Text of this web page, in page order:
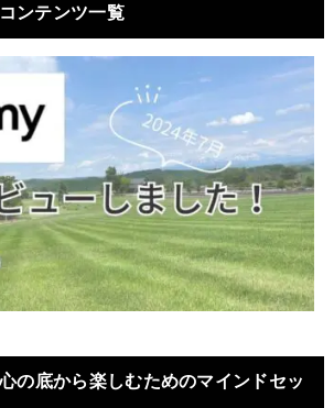
ンテンツ一覧
の底から楽しむためのマインドセッ